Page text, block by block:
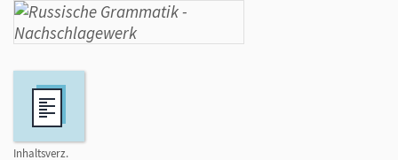
Inhaltsverz.